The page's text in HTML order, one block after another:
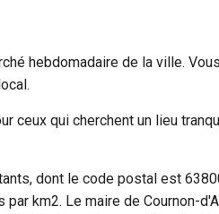
hebdomadaire de la ville.
ceux qui cherchent un lieu
dont le code postal est
km2. Le maire de Cournon-